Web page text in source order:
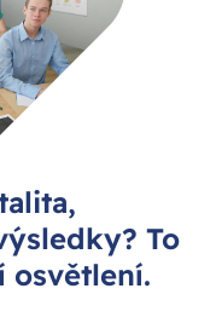
To
osvětlení.